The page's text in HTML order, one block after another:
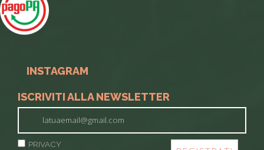
INSTAGRAM
ISCRIVITI ALLA NEWSLETTER
PRIVACY